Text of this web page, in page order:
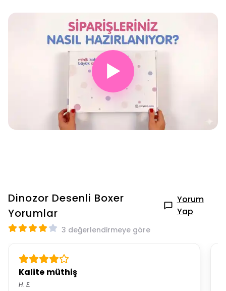
▶
Dinozor Desenli Boxer
Yorumlar
Yorum
Yap
3 değerlendirmeye göre
Kalite müthiş
H. E.